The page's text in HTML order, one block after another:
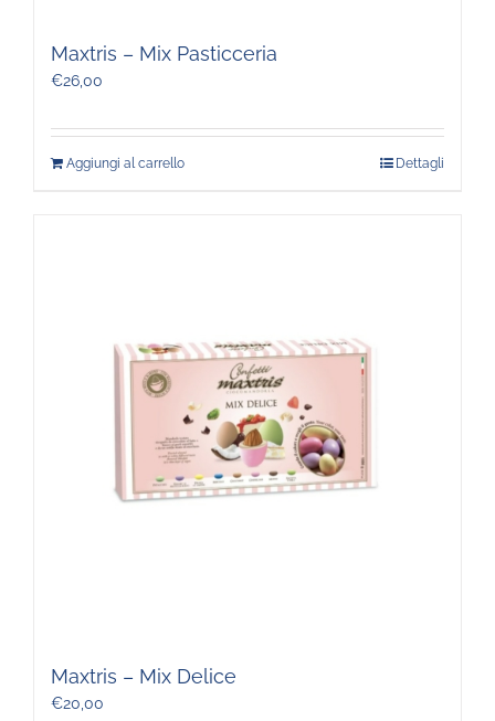
Maxtris – Mix Pasticceria
€26,00
Aggiungi al carrello Dettagli
Maxtris – Mix Delice
€20,00